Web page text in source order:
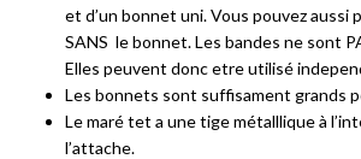
et d’un bonnet uni. Vous pouvez
SANS le bonnet. Les bandes ne sont
Elles peuvent donc etre utilisé
Les bonnets sont suffisament grands
Le maré tet a une tige métalllique à
l’attache.